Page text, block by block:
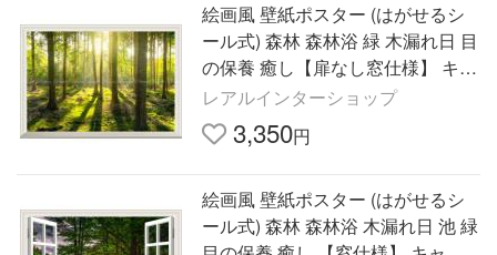
絵画風 壁紙ポスター (はがせるシ
ール式) 森林 森林浴 緑 木漏れ日 目
の保養 癒し【扉なし窓仕様】 キャ
ラクロ SNR-003NA2(A2版 594mm
×420mm)＜日本製＞
レアルインターショップ
3,350円
絵画風 壁紙ポスター (はがせるシ
ール式) 森林 森林浴 木漏れ日 池 緑